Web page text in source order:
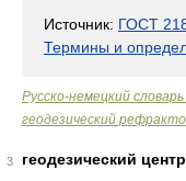
Источник: ГОСТ
Термины и
Русско-немецкий
геодезический
3
геодезический